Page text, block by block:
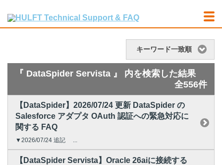
キーワード一致順
『 DataSpider Servista 』 内を検索した結果
全556件
【DataSpider】2026/07/24 更新 DataSpider の
Salesforce アダプタ OAuth 認証への緊急対応に
関する FAQ
▼2026/07/24 追記 ...
【DataSpider Servista】Oracle 26aiに接続する